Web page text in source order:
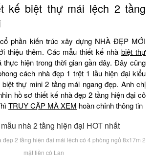
kế biệt thự mái lệch 2 tầng
phần kiến trúc xây dựng NHÀ ĐẸP MỚI
thiệu thêm. Các mẫu thiết kế nhàbiệt thự
thực hiện trong thời gian gần đây. Đây cũng
cách nhà đẹp 1 trệt 1 lầu hiện đại kiểu
thự mini 2 tầng mái ngang đẹp. Anh chị
hồ sơ thiết kế nhà đẹp 2 tầng hiện đại cô
TRUY CẬP MÀ XEM hoàn chỉnh thông tin
đẹp 2 tầng hiện đại mái lệch có 4 phòng ngủ 8x17m 2
mặt tiền cô Lan